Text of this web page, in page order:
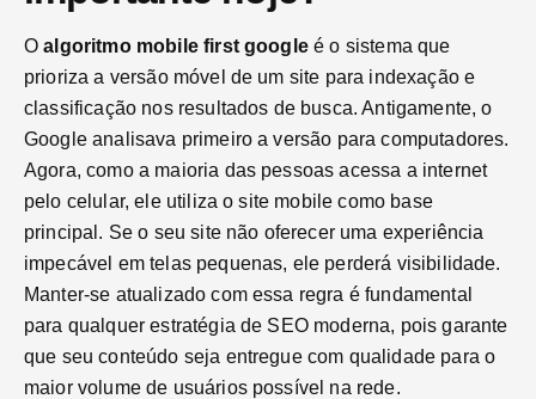
Oalgoritmo mobile first googleé o sistema que
prioriza a versão móvel de um site para indexação e
classificação nos resultados de busca. Antigamente, o
Google analisava primeiro a versão para computadores.
Agora, como a maioria das pessoas acessa a internet
pelo celular, ele utiliza o site mobile como base
principal. Se o seu site não oferecer uma experiência
impecável em telas pequenas, ele perderá visibilidade.
Manter-se atualizado com essa regra é fundamental
para qualquer estratégia de SEO moderna, pois garante
que seu conteúdo seja entregue com qualidade para o
maior volume de usuários possível na rede.